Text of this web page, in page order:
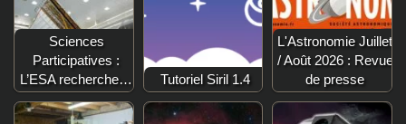
Sciences
Participatives :
L’ESA recherche…
Tutoriel Siril 1.4
L'Astronomie Juillet
/ Août 2026 : Revue
de presse